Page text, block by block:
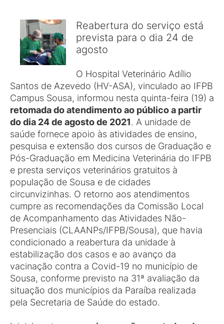
Reabertura do serviço está
prevista para o dia 24 de
agosto
O Hospital Veterinário Adílio
Santos de Azevedo (HV-ASA), vinculado ao IFPB
Campus Sousa, informou nesta quinta-feira (19) a
retomada do atendimento ao público a partir
do dia 24 de agosto de 2021. A unidade de
saúde fornece apoio às atividades de ensino,
pesquisa e extensão dos cursos de Graduação e
Pós-Graduação em Medicina Veterinária do IFPB
e presta serviços veterinários gratuitos à
população de Sousa e de cidades
circunvizinhas. O retorno aos atendimentos
cumpre as recomendações da Comissão Local
de Acompanhamento das Atividades Não-
Presenciais (CLAANPs/IFPB/Sousa), que havia
condicionado a reabertura da unidade à
estabilização dos casos e ao avanço da
vacinação contra a Covid-19 no município de
Sousa, conforme previsto na 31ª avaliação da
situação dos municípios da Paraíba realizada
pela Secretaria de Saúde do estado.